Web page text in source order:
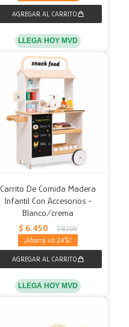
LLEGA HOY MVD
Carrito De Comida Madera
Infantil Con Accesorios -
Blanco/crema
$ 6.450 $ 8.599
24
LLEGA HOY MVD